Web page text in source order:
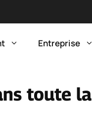
Entreprise
toute la